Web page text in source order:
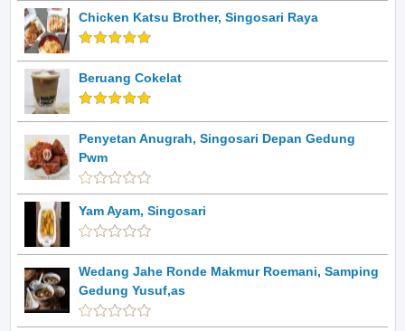
Chicken Katsu Brother, Singosari Raya
Beruang Cokelat
Penyetan Anugrah, Singosari Depan Gedung
Pwm
Yam Ayam, Singosari
Wedang Jahe Ronde Makmur Roemani, Samping
Gedung Yusuf,as